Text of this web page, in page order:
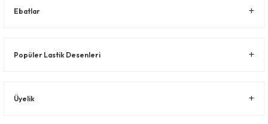
Ebatlar
Popüler Lastik Desenleri
Üyelik